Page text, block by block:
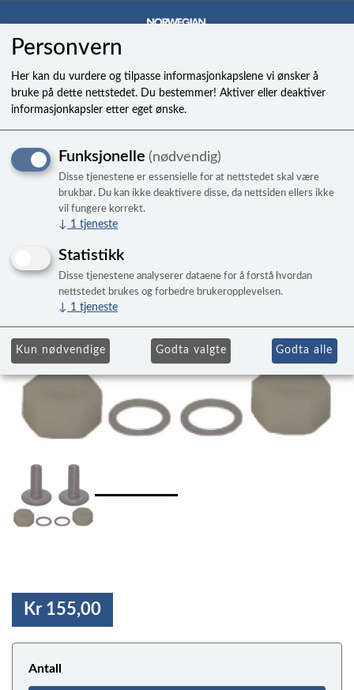
Lens assembly acrylic kit -
2stk
Kr 155,00
Antall
Personvern
Her kan du vurdere og tilpasse informasjonkapslene vi ønsker å
bruke på dette nettstedet. Du bestemmer! Aktiver eller deaktiver
informasjonkapsler etter eget ønske.
Funksjonelle (nødvendig)
Disse tjenestene er essensielle for at nettstedet skal være
brukbar. Du kan ikke deaktivere disse, da nettsiden ellers ikke
vil fungere korrekt.
↓ 1 tjeneste
Statistikk
Disse tjenestene analyserer dataene for å forstå hvordan
nettstedet brukes og forbedre brukeropplevelsen.
↓ 1 tjeneste
Kun nødvendige Godta valgte Godta alle